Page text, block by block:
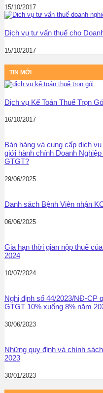
15/10/2017
Dịch vụ tư vấn thuế cho
15/10/2017
TIN MỚI
Dịch vụ Kế Toán Thuế Trọn
16/10/2017
Bán hàng và cung cấp dịch
giới hành chính Doanh
GTGT?
29/06/2025
Danh sách Bệnh Viện nhận
06/06/2025
Gia hạn thời gian nộp thuế
2024
10/07/2024
Nghị định số 44/2023/NĐ-CP
GTGT 10% xuống 8% năm
30/06/2023
Những quy định và chính
2023
30/01/2023